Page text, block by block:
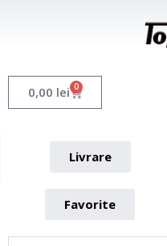
0,00 lei 0 Cart
Livrare
Favorite